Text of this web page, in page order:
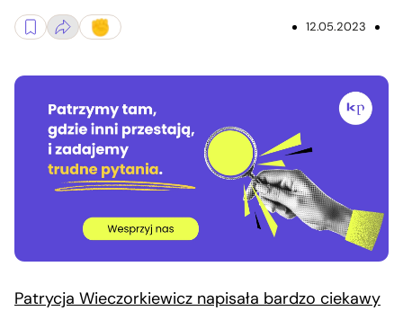
12.05.2023
Patrycja Wieczorkiewicz napisała bardzo ciekawy